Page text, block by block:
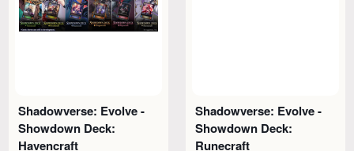
Shadowverse: Evolve -
Showdown Deck:
Havencraft
Shadowverse: Evolve -
Showdown Deck:
Runecraft